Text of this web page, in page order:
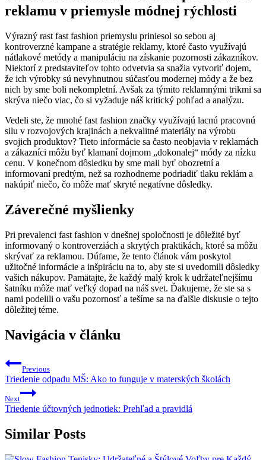
reklamu v priemysle módnej rýchlosti
Výrazný rast fast fashion priemyslu priniesol so sebou aj
kontroverzné kampane a stratégie reklamy, ktoré často využívajú
nátlakové metódy a manipuláciu na získanie pozornosti zákazníkov.
Niektorí z predstaviteľov tohto odvetvia sa snažia vytvoriť dojem,
že ich výrobky sú nevyhnutnou súčasťou modernej módy a že bez
nich by sme boli nekompletní. Avšak za týmito reklamnými trikmi sa
skrýva niečo viac, čo si vyžaduje náš kritický pohľad a analýzu.
Vedeli ste, že mnohé fast fashion značky využívajú lacnú pracovnú
silu v rozvojových krajinách a nekvalitné materiály na výrobu
svojich produktov? Tieto informácie sa často neobjavia v reklamách
a zákazníci môžu byť klamaní dojmom „dokonalej“ módy za nízku
cenu. V konečnom dôsledku by sme mali byť obozretní a
informovaní predtým, než sa rozhodneme podriadiť tlaku reklám a
nakúpiť niečo, čo môže mať skryté negatívne dôsledky.
Záverečné myšlienky
Pri prevalenci fast fashion v dnešnej spoločnosti je dôležité byť
informovaný o kontroverziách a skrytých praktikách, ktoré sa môžu
skrývať za reklamou. Dúfame, že tento článok vám poskytol
užitočné informácie a inšpiráciu na to, aby ste si uvedomili dôsledky
vašich nákupov. Pamätajte, že každý malý krok k udržateľnejšímu
šatníku môže mať veľký dopad na náš svet. Ďakujeme, že ste sa s
nami podelili o vašu pozornosť a tešíme sa na ďalšie diskusie o tejto
dôležitej téme.
Navigácia v článku
Previous
Triedenie odpadu MŠ: Ako to funguje v materských školách
Next
Triedenie účtovných jednotiek: Prehľad a pravidlá
Similar Posts